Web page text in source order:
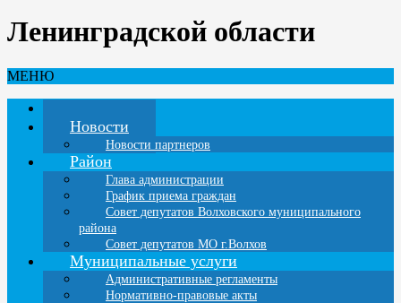
Ленинградской области
МЕНЮ
Новости
Новости партнеров
Район
Глава администрации
График приема граждан
Совет депутатов Волховского муниципального
района
Совет депутатов МО г.Волхов
Муниципальные услуги
Административные регламенты
Нормативно-правовые акты